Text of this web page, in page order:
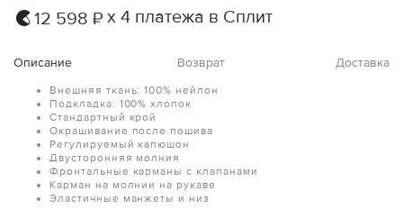
12 598 ₽ х 4 платежа в Сплит
Описание Возврат Доставка
Внешняя ткань: 100% нейлон
Подкладка: 100% хлопок
Стандартный крой
Окрашивание после пошива
Регулируемый капюшон
Двусторонняя молния
Фронтальные карманы с клапанами
Карман на молнии на рукаве
Эластичные манжеты и низ